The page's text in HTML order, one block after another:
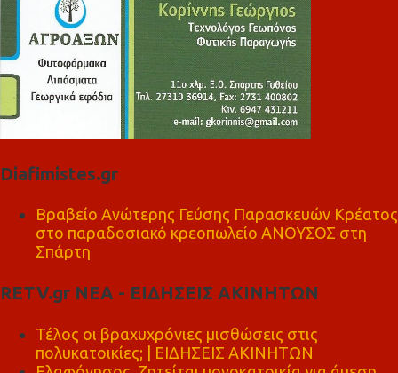
Diafimistes.gr
Βραβείο Ανώτερης Γεύσης Παρασκευών Κρέατος
στο παραδοσιακό κρεοπωλείο ΑΝΟΥΣΟΣ στη
Σπάρτη
RETV.gr ΝΕΑ - ΕΙΔΗΣΕΙΣ ΑΚΙΝΗΤΩΝ
Τέλος οι βραχυχρόνιες μισθώσεις στις
πολυκατοικίες; | ΕΙΔΗΣΕΙΣ ΑΚΙΝΗΤΩΝ